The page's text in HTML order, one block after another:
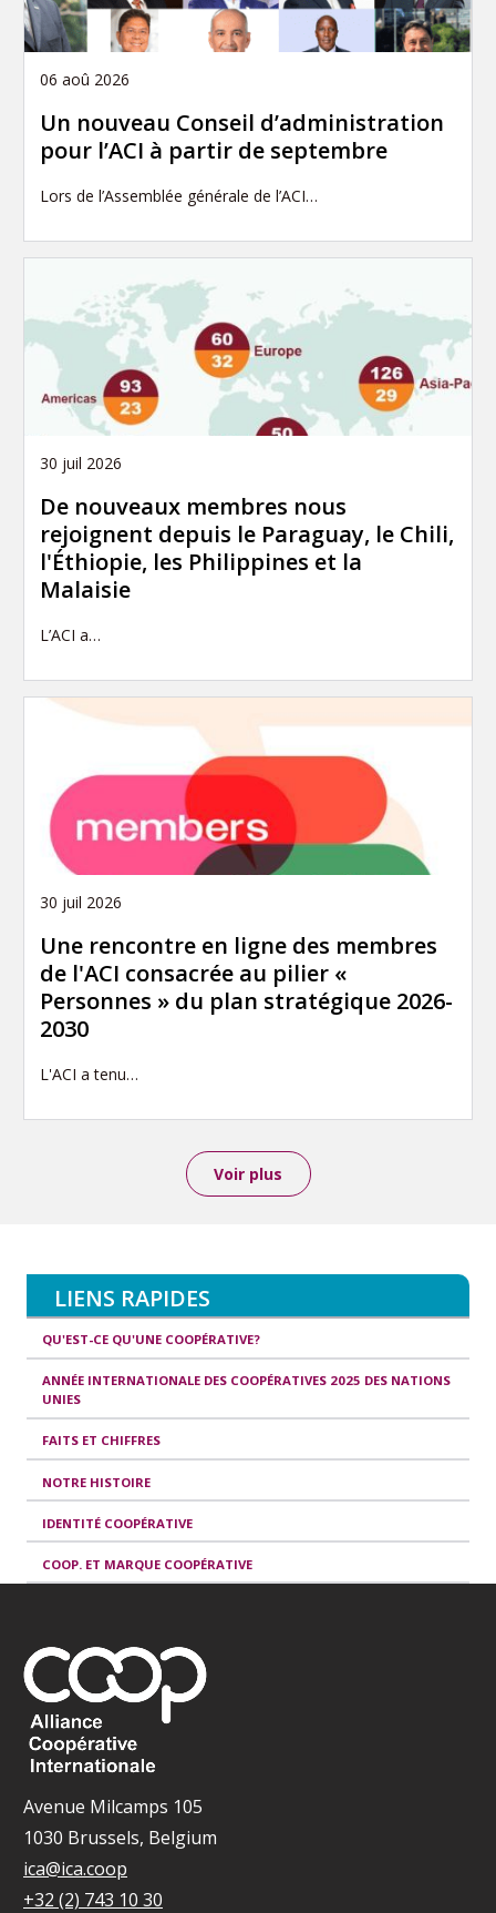
06 aoû 2026
Un nouveau Conseil d’administration
pour l’ACI à partir de septembre
Lors de l’Assemblée générale de l’ACI…
30 juil 2026
De nouveaux membres nous
rejoignent depuis le Paraguay, le Chili,
l'Éthiopie, les Philippines et la
Malaisie
L’ACI a…
30 juil 2026
Une rencontre en ligne des membres
de l'ACI consacrée au pilier «
Personnes » du plan stratégique 2026-
2030
L'ACI a tenu…
Voir plus
LIENS RAPIDES
QU'EST-CE QU'UNE COOPÉRATIVE?
ANNÉE INTERNATIONALE DES COOPÉRATIVES 2025 DES NATIONS
UNIES
FAITS ET CHIFFRES
NOTRE HISTOIRE
IDENTITÉ COOPÉRATIVE
COOP. ET MARQUE COOPÉRATIVE
Avenue Milcamps 105
1030 Brussels, Belgium
ica@ica.coop
+32 (2) 743 10 30